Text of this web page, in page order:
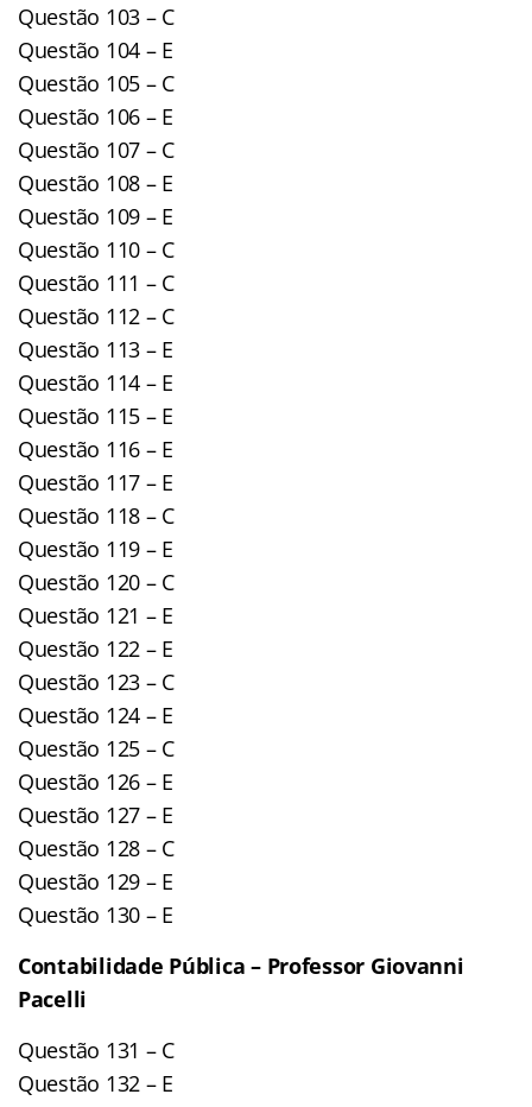
Questão 103 – C
Questão 104 – E
Questão 105 – C
Questão 106 – E
Questão 107 – C
Questão 108 – E
Questão 109 – E
Questão 110 – C
Questão 111 – C
Questão 112 – C
Questão 113 – E
Questão 114 – E
Questão 115 – E
Questão 116 – E
Questão 117 – E
Questão 118 – C
Questão 119 – E
Questão 120 – C
Questão 121 – E
Questão 122 – E
Questão 123 – C
Questão 124 – E
Questão 125 – C
Questão 126 – E
Questão 127 – E
Questão 128 – C
Questão 129 – E
Questão 130 – E
Contabilidade Pública – Professor Giovanni
Pacelli
Questão 131 – C
Questão 132 – E